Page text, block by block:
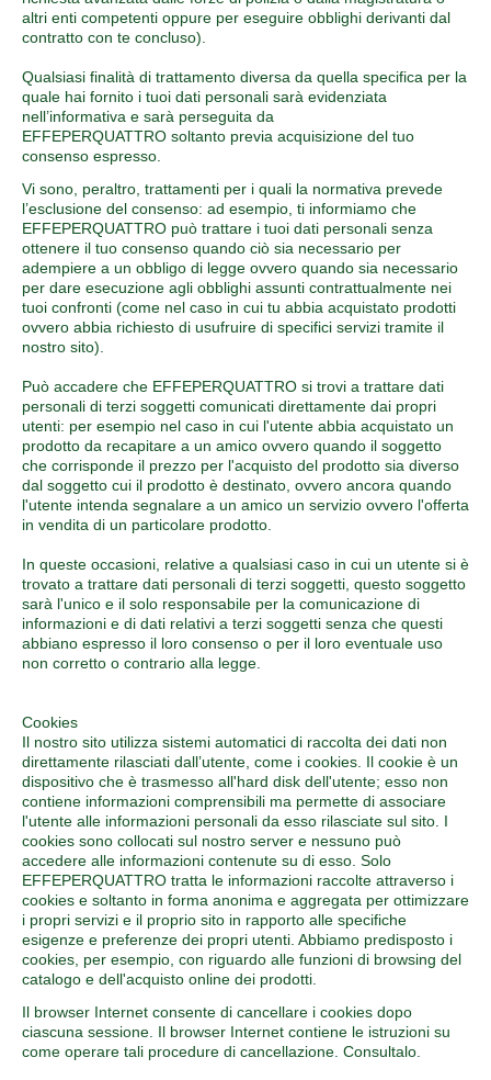
altri enti competenti oppure per eseguire obblighi derivanti dal
contratto con te concluso).
Qualsiasi finalità di trattamento diversa da quella specifica per la
quale hai fornito i tuoi dati personali sarà evidenziata
nell’informativa e sarà perseguita da
EFFEPERQUATTRO soltanto previa acquisizione del tuo
consenso espresso.
Vi sono, peraltro, trattamenti per i quali la normativa prevede
l’esclusione del consenso: ad esempio, ti informiamo che
EFFEPERQUATTRO può trattare i tuoi dati personali senza
ottenere il tuo consenso quando ciò sia necessario per
adempiere a un obbligo di legge ovvero quando sia necessario
per dare esecuzione agli obblighi assunti contrattualmente nei
tuoi confronti (come nel caso in cui tu abbia acquistato prodotti
ovvero abbia richiesto di usufruire di specifici servizi tramite il
nostro sito).
Può accadere che EFFEPERQUATTRO si trovi a trattare dati
personali di terzi soggetti comunicati direttamente dai propri
utenti: per esempio nel caso in cui l'utente abbia acquistato un
prodotto da recapitare a un amico ovvero quando il soggetto
che corrisponde il prezzo per l'acquisto del prodotto sia diverso
dal soggetto cui il prodotto è destinato, ovvero ancora quando
l'utente intenda segnalare a un amico un servizio ovvero l'offerta
in vendita di un particolare prodotto.
In queste occasioni, relative a qualsiasi caso in cui un utente si è
trovato a trattare dati personali di terzi soggetti, questo soggetto
sarà l'unico e il solo responsabile per la comunicazione di
informazioni e di dati relativi a terzi soggetti senza che questi
abbiano espresso il loro consenso o per il loro eventuale uso
non corretto o contrario alla legge.
Cookies
Il nostro sito utilizza sistemi automatici di raccolta dei dati non
direttamente rilasciati dall’utente, come i cookies. Il cookie è un
dispositivo che è trasmesso all'hard disk dell'utente; esso non
contiene informazioni comprensibili ma permette di associare
l'utente alle informazioni personali da esso rilasciate sul sito. I
cookies sono collocati sul nostro server e nessuno può
accedere alle informazioni contenute su di esso. Solo
EFFEPERQUATTRO tratta le informazioni raccolte attraverso i
cookies e soltanto in forma anonima e aggregata per ottimizzare
i propri servizi e il proprio sito in rapporto alle specifiche
esigenze e preferenze dei propri utenti. Abbiamo predisposto i
cookies, per esempio, con riguardo alle funzioni di browsing del
catalogo e dell'acquisto online dei prodotti.
Il browser Internet consente di cancellare i cookies dopo
ciascuna sessione. Il browser Internet contiene le istruzioni su
come operare tali procedure di cancellazione. Consultalo.